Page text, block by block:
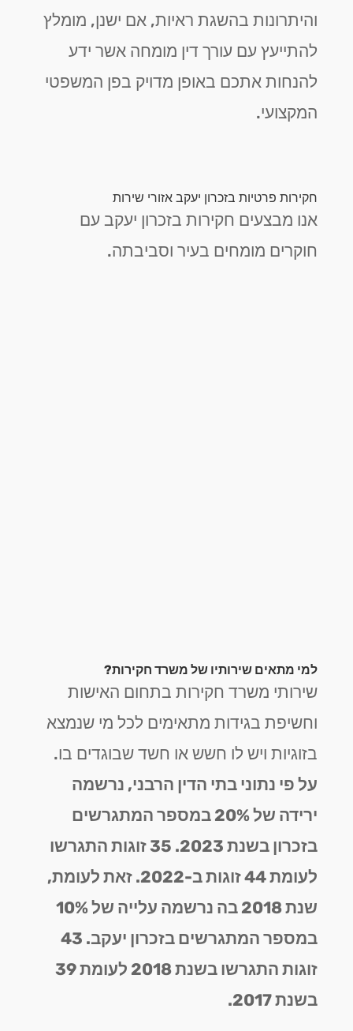
והיתרונות בהשגת ראיות, אם ישנן, מומלץ
להתייעץ עם עורך דין מומחה אשר ידע
להנחות אתכם באופן מדויק בפן המשפטי
המקצועי.
חקירות פרטיות בזכרון יעקב אזורי שירות
אנו מבצעים חקירות בזכרון יעקב עם
חוקרים מומחים בעיר וסביבתה.
למי מתאים שירותיו של משרד חקירות?
שירותי משרד חקירות בתחום האישות
וחשיפת בגידות מתאימים לכל מי שנמצא
בזוגיות ויש לו חשש או חשד שבוגדים בו.
על פי נתוני בתי הדין הרבני, נרשמה
ירידה של 20% במספר המתגרשים
בזכרון בשנת 2023. 35 זוגות התגרשו
לעומת 44 זוגות ב-2022. זאת לעומת,
שנת 2018 בה נרשמה עלייה של 10%
במספר המתגרשים בזכרון יעקב. 43
זוגות התגרשו בשנת 2018 לעומת 39
בשנת 2017.